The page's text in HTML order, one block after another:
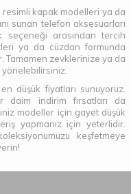
kapak modelleri ya da
sunan telefon aksesuarları
seçeneği arasından tercih
ya da cüzdan formunda
Tamamen zevklerinize ya da
yönelebilirsiniz.
düşük fiyatları sunuyoruz.
daim indirim fırsatları da
modeller için gayet düşük
yapmanız için yeterlidir.
keşfetmeye